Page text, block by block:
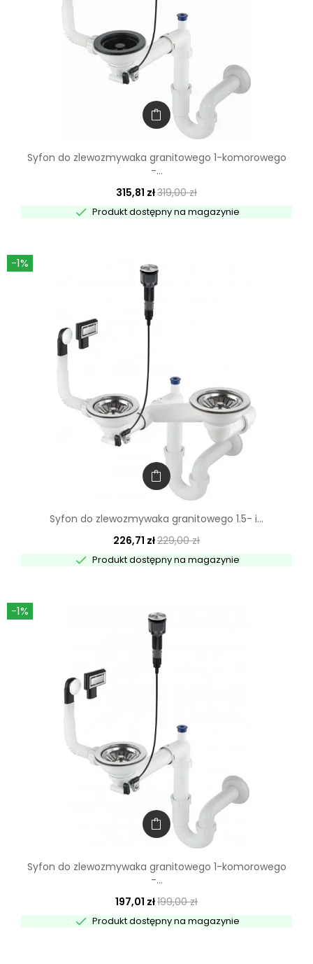
Syfon do zlewozmywaka granitowego 1-komorowego
-...
315,81 zł319,00 zł
 Produkt dostępny na magazynie
-1%
Syfon do zlewozmywaka granitowego 1.5- i...
226,71 zł229,00 zł
 Produkt dostępny na magazynie
-1%
Syfon do zlewozmywaka granitowego 1-komorowego
-...
197,01 zł199,00 zł
 Produkt dostępny na magazynie